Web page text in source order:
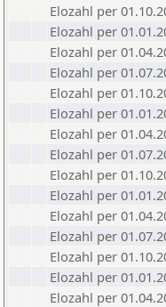
Elozahl per
Elozahl per
Elozahl per
Elozahl per
Elozahl per
Elozahl per
Elozahl per
Elozahl per
Elozahl per
Elozahl per
Elozahl per
Elozahl per
Elozahl per
Elozahl per
Elozahl per